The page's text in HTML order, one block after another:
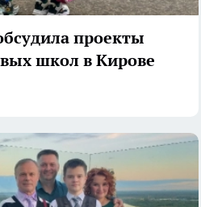
проекты
школ в Кирове